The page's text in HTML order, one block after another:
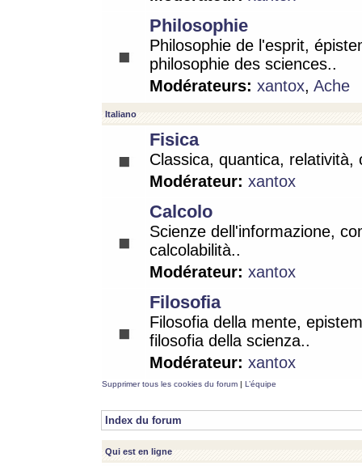
Philosophie
Philosophie de l'esprit,
philosophie des sciences..
Modérateurs: xantox, Ache
Italiano
Fisica
Classica, quantica, relatività,
Modérateur: xantox
Calcolo
Scienze dell'informazione,
calcolabilità..
Modérateur: xantox
Filosofia
Filosofia della mente,
filosofia della scienza..
Modérateur: xantox
Supprimer tous les cookies du forum | L’équipe
Index du forum
Qui est en ligne